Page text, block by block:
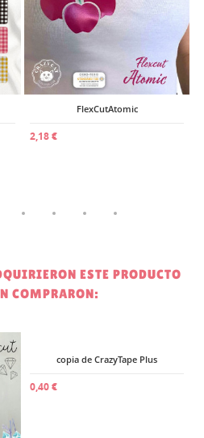
FlexCutAtomic
2,18 €
ESTE PRODUCTO
COMPRARON: